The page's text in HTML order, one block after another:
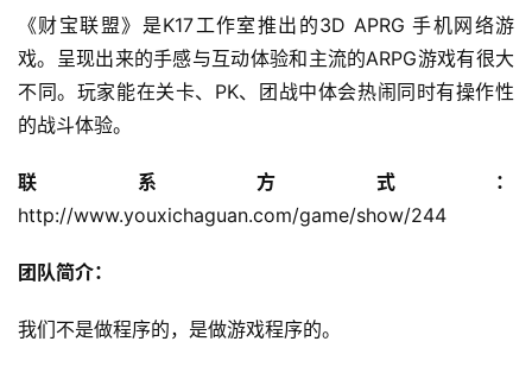
《财宝联盟》是K17工作室推出的3D APRG 手机网络游
戏。呈现出来的手感与互动体验和主流的ARPG游戏有很大
不同。玩家能在关卡、PK、团战中体会热闹同时有操作性
的战斗体验。
联系方式：
http://www.youxichaguan.com/game/show/244
团队简介：
我们不是做程序的，是做游戏程序的。